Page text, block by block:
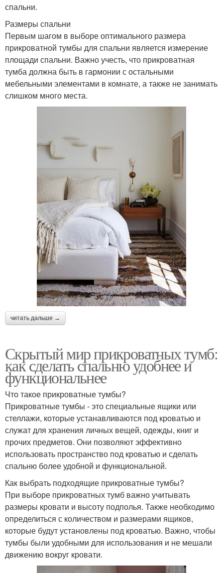
спальни.
Размеры спальни
Первым шагом в выборе оптимального размера
прикроватной тумбы для спальни является измерение
площади спальни. Важно учесть, что прикроватная
тумба должна быть в гармонии с остальными
мебельными элементами в комнате, а также не занимать
слишком много места.
читать дальше →
Скрытый мир прикроватных тумб:
как сделать спальню удобнее и
функциональнее
Что такое прикроватные тумбы?
Прикроватные тумбы - это специальные ящики или
стеллажи, которые устанавливаются под кроватью и
служат для хранения личных вещей, одежды, книг и
прочих предметов. Они позволяют эффективно
использовать пространство под кроватью и сделать
спальню более удобной и функциональной.
Как выбрать подходящие прикроватные тумбы?
При выборе прикроватных тумб важно учитывать
размеры кровати и высоту подполья. Также необходимо
определиться с количеством и размерами ящиков,
которые будут установлены под кроватью. Важно, чтобы
тумбы были удобными для использования и не мешали
движению вокруг кровати.